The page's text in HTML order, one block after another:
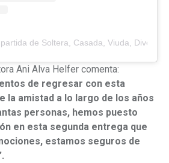
de Soltera, Casada, Viuda,
Ani Alva Helfer comenta:
de regresar con esta
la amistad a lo largo de los años
personas, hemos puesto
en esta segunda entrega que
estamos seguros de